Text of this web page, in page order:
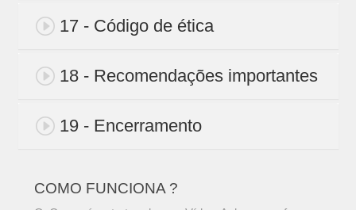
17 - Código de ética
18 - Recomendações importantes
19 - Encerramento
COMO FUNCIONA ?